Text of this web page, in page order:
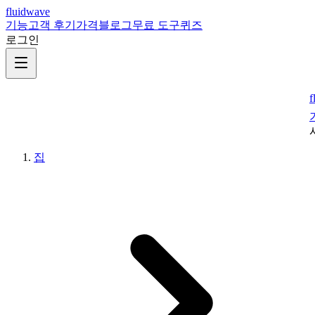
fluidwave
기능고객 후기 가격블로그무료 도구퀴즈
로그인
집